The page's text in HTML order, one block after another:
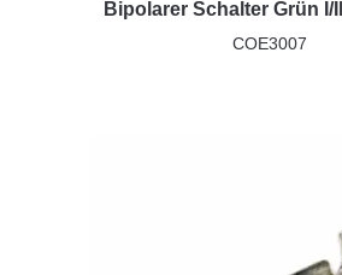
Bipolarer Schalter Grün I/
COE3007